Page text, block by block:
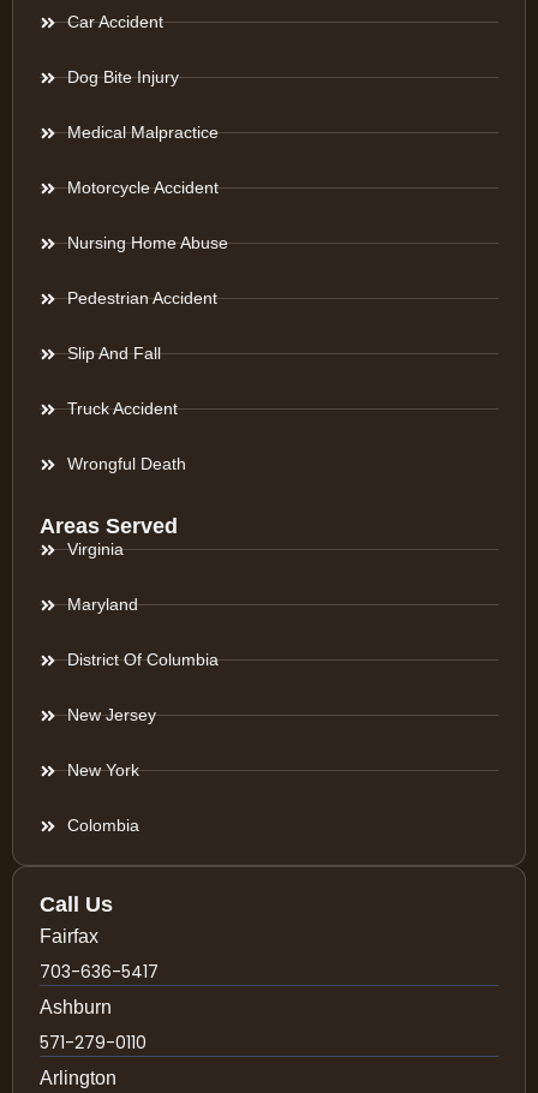
Car Accident
Dog Bite Injury
Medical Malpractice
Motorcycle Accident
Nursing Home Abuse
Pedestrian Accident
Slip And Fall
Truck Accident
Wrongful Death
Areas Served
Virginia
Maryland
District Of Columbia
New Jersey
New York
Colombia
Call Us
Fairfax
703-636-5417
Ashburn
571-279-0110
Arlington